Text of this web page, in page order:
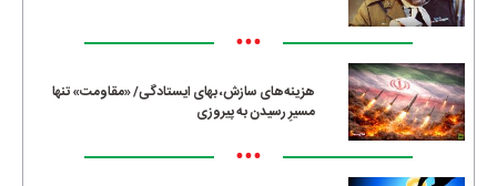
•••
هزینه‌های سازش، بهای ایستادگی/ «مقاومت» تنها
مسیرِ رسیدن به پیروزی
•••